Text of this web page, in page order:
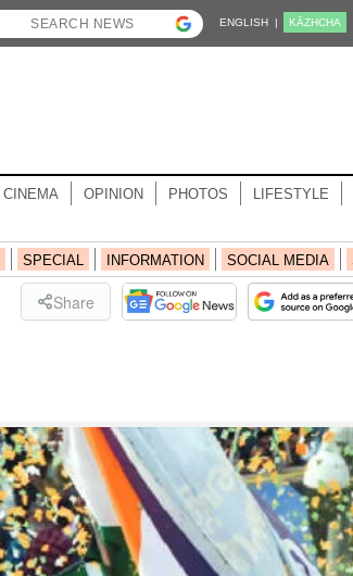
ENGLISH | KĀZHCHA
CINEMA OPINION PHOTOS LIFESTYLE
SPECIAL INFORMATION SOCIAL MEDIA
Share